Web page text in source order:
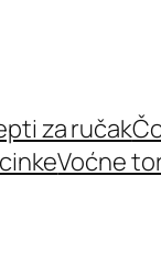
za ručak
Voćne